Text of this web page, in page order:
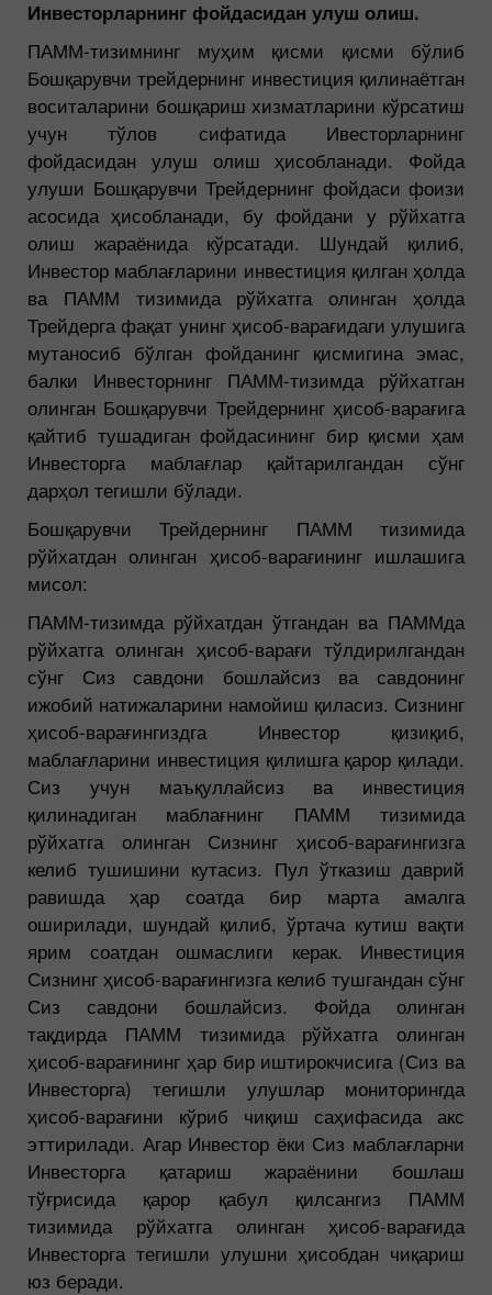
Инвесторларнинг фойдасидан улуш олиш.
ПАММ-тизимнинг муҳим қисми қисми бўлиб
Бошқарувчи трейдернинг инвестиция қилинаётган
воситаларини бошқариш хизматларини кўрсатиш
учун тўлов сифатида Ивесторларнинг
фойдасидан улуш олиш ҳисобланади. Фойда
улуши Бошқарувчи Трейдернинг фойдаси фоизи
асосида ҳисобланади, бу фойдани у рўйхатга
олиш жараёнида кўрсатади. Шундай қилиб,
Инвестор маблағларини инвестиция қилган ҳолда
ва ПАММ тизимида рўйхатга олинган ҳолда
Трейдерга фақат унинг ҳисоб-варағидаги улушига
мутаносиб бўлган фойданинг қисмигина эмас,
балки Инвесторнинг ПАММ-тизимда рўйхатган
олинган Бошқарувчи Трейдернинг ҳисоб-варағига
қайтиб тушадиган фойдасининг бир қисми ҳам
Инвесторга маблағлар қайтарилгандан сўнг
дарҳол тегишли бўлади.
Бошқарувчи Трейдернинг ПАММ тизимида
рўйхатдан олинган ҳисоб-варағининг ишлашига
мисол:
ПАММ-тизимда рўйхатдан ўтгандан ва ПАММда
рўйхатга олинган ҳисоб-варағи тўлдирилгандан
сўнг Сиз савдони бошлайсиз ва савдонинг
ижобий натижаларини намойиш қиласиз. Сизнинг
ҳисоб-варағингиздга Инвестор қизиқиб,
маблағларини инвестиция қилишга қарор қилади.
Сиз учун маъқуллайсиз ва инвестиция
қилинадиган маблағнинг ПАММ тизимида
рўйхатга олинган Сизнинг ҳисоб-варағингизга
келиб тушишини кутасиз. Пул ўтказиш даврий
равишда ҳар соатда бир марта амалга
оширилади, шундай қилиб, ўртача кутиш вақти
ярим соатдан ошмаслиги керак. Инвестиция
Сизнинг ҳисоб-варағингизга келиб тушгандан сўнг
Сиз савдони бошлайсиз. Фойда олинган
тақдирда ПАММ тизимида рўйхатга олинган
ҳисоб-варағининг ҳар бир иштирокчисига (Сиз ва
Инвесторга) тегишли улушлар мониторингда
ҳисоб-варағини кўриб чиқиш саҳифасида акс
эттирилади. Агар Инвестор ёки Сиз маблағларни
Инвесторга қатариш жараёнини бошлаш
тўғрисида қарор қабул қилсангиз ПАММ
тизимида рўйхатга олинган ҳисоб-варағида
Инвесторга тегишли улушни ҳисобдан чиқариш
юз беради.